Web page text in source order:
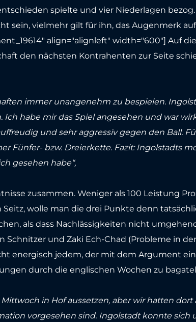
spielte und vier Niederlagen bezog.
sein, vielmehr gilt für ihn, das Augenmerk
align="alignleft" width="600"] Auf
den nächsten Kontrahenten zur Seite
immer unangenehm zu bespielen.
Ich habe mir das Spiel angesehen und war
und sehr aggressiv gegen den Ball.
Fünfer- bzw. Dreierkette. Fazit: Ingolstadts
gesehen habe“,
zusammen. Weniger als 100 Leistung
wolle man die drei Punkte denn
als dass Nachlässigkeiten nicht
Schnitzer und Zaki Ech-Chad (Probleme in
energisch jedem, der mit dem Argument
durch die englischen Wochen zu
in Hof aussetzen, aber wir hatten
vorgesehen sind. Ingolstadt konnte sich